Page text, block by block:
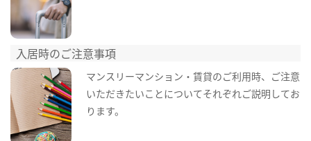
入居時のご注意事項
マンスリーマンション・賃貸のご利用時、ご注意
いただきたいことについてそれぞれご説明してお
ります。